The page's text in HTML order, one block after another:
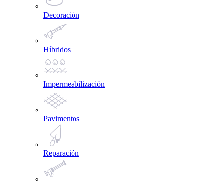
Decoración
Híbridos
Impermeabilización
Pavimentos
Reparación